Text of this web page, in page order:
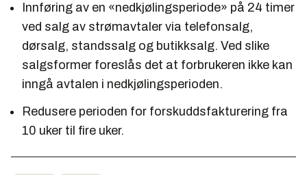
Innføring av en «nedkjølingsperiode» på 24 timer
ved salg av strømavtaler via telefonsalg,
dørsalg, standssalg og butikksalg. Ved slike
salgsformer foreslås det at forbrukeren ikke kan
inngå avtalen i nedkjølingsperioden.
Redusere perioden for forskuddsfakturering fra
10 uker til fire uker.